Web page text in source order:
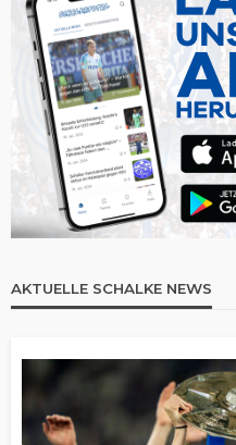
AKTUELLE SCHALKE NEWS